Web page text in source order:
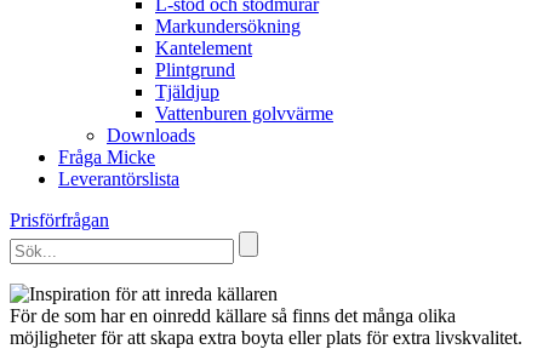
L-stöd och stödmurar
Markundersökning
Kantelement
Plintgrund
Tjäldjup
Vattenburen golvvärme
Downloads
Fråga Micke
Leverantörslista
Prisförfrågan
För de som har en oinredd källare så finns det många olika
möjligheter för att skapa extra boyta eller plats för extra livskvalitet.